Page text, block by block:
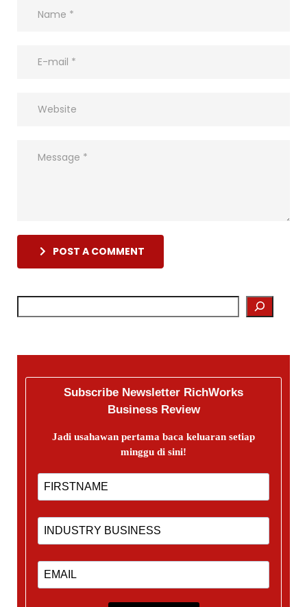
POST A COMMENT
Subscribe Newsletter RichWorks
Business Review
Jadi usahawan pertama baca keluaran setiap
minggu di sini!